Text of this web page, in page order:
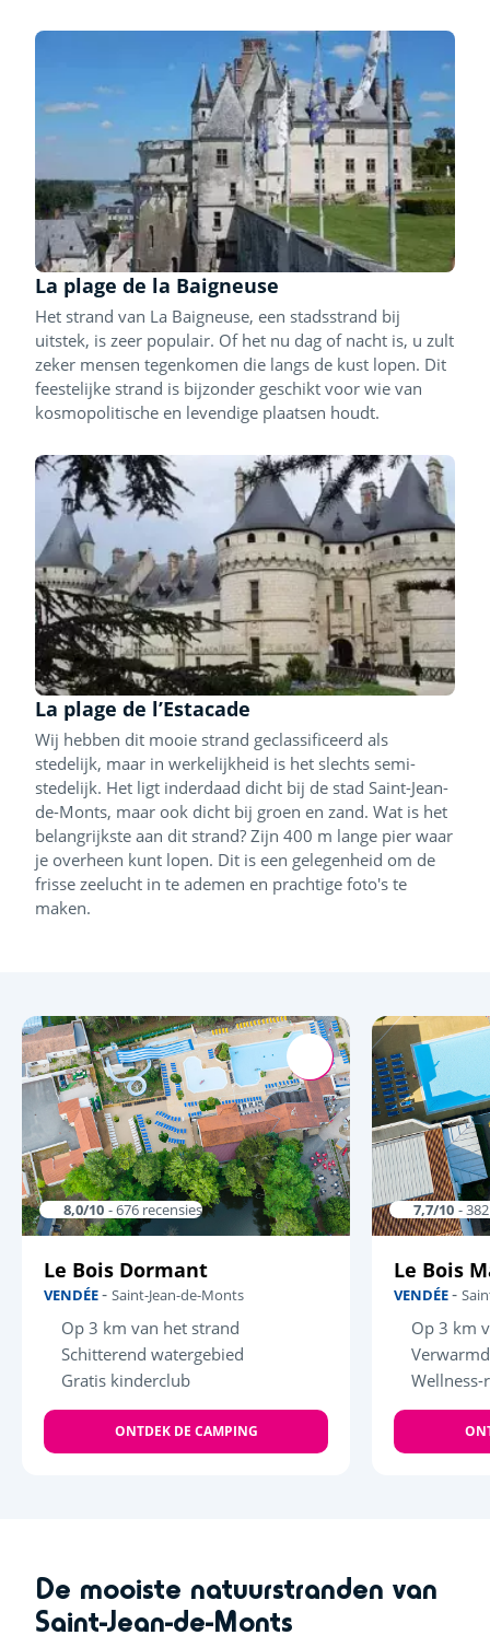
La plage de la Baigneuse
Het strand van La Baigneuse, een stadsstrand bij
uitstek, is zeer populair. Of het nu dag of nacht is, u zult
zeker mensen tegenkomen die langs de kust lopen. Dit
feestelijke strand is bijzonder geschikt voor wie van
kosmopolitische en levendige plaatsen houdt.
La plage de l’Estacade
Wij hebben dit mooie strand geclassificeerd als
stedelijk, maar in werkelijkheid is het slechts semi-
stedelijk. Het ligt inderdaad dicht bij de stad Saint-Jean-
de-Monts, maar ook dicht bij groen en zand. Wat is het
belangrijkste aan dit strand? Zijn 400 m lange pier waar
je overheen kunt lopen. Dit is een gelegenheid om de
frisse zeelucht in te ademen en prachtige foto's te
maken.
8,0/10 - 676 recensies
Le Bois Dormant
VENDÉE- Saint-Jean-de-Monts
Op 3 km van het strand
Schitterend watergebied
Gratis kinderclub
ONTDEK DE CAMPING
7,7/10 -
Le Bois
VENDÉE-
Op 3 km
De mooiste natuurstranden van
Saint-Jean-de-Monts